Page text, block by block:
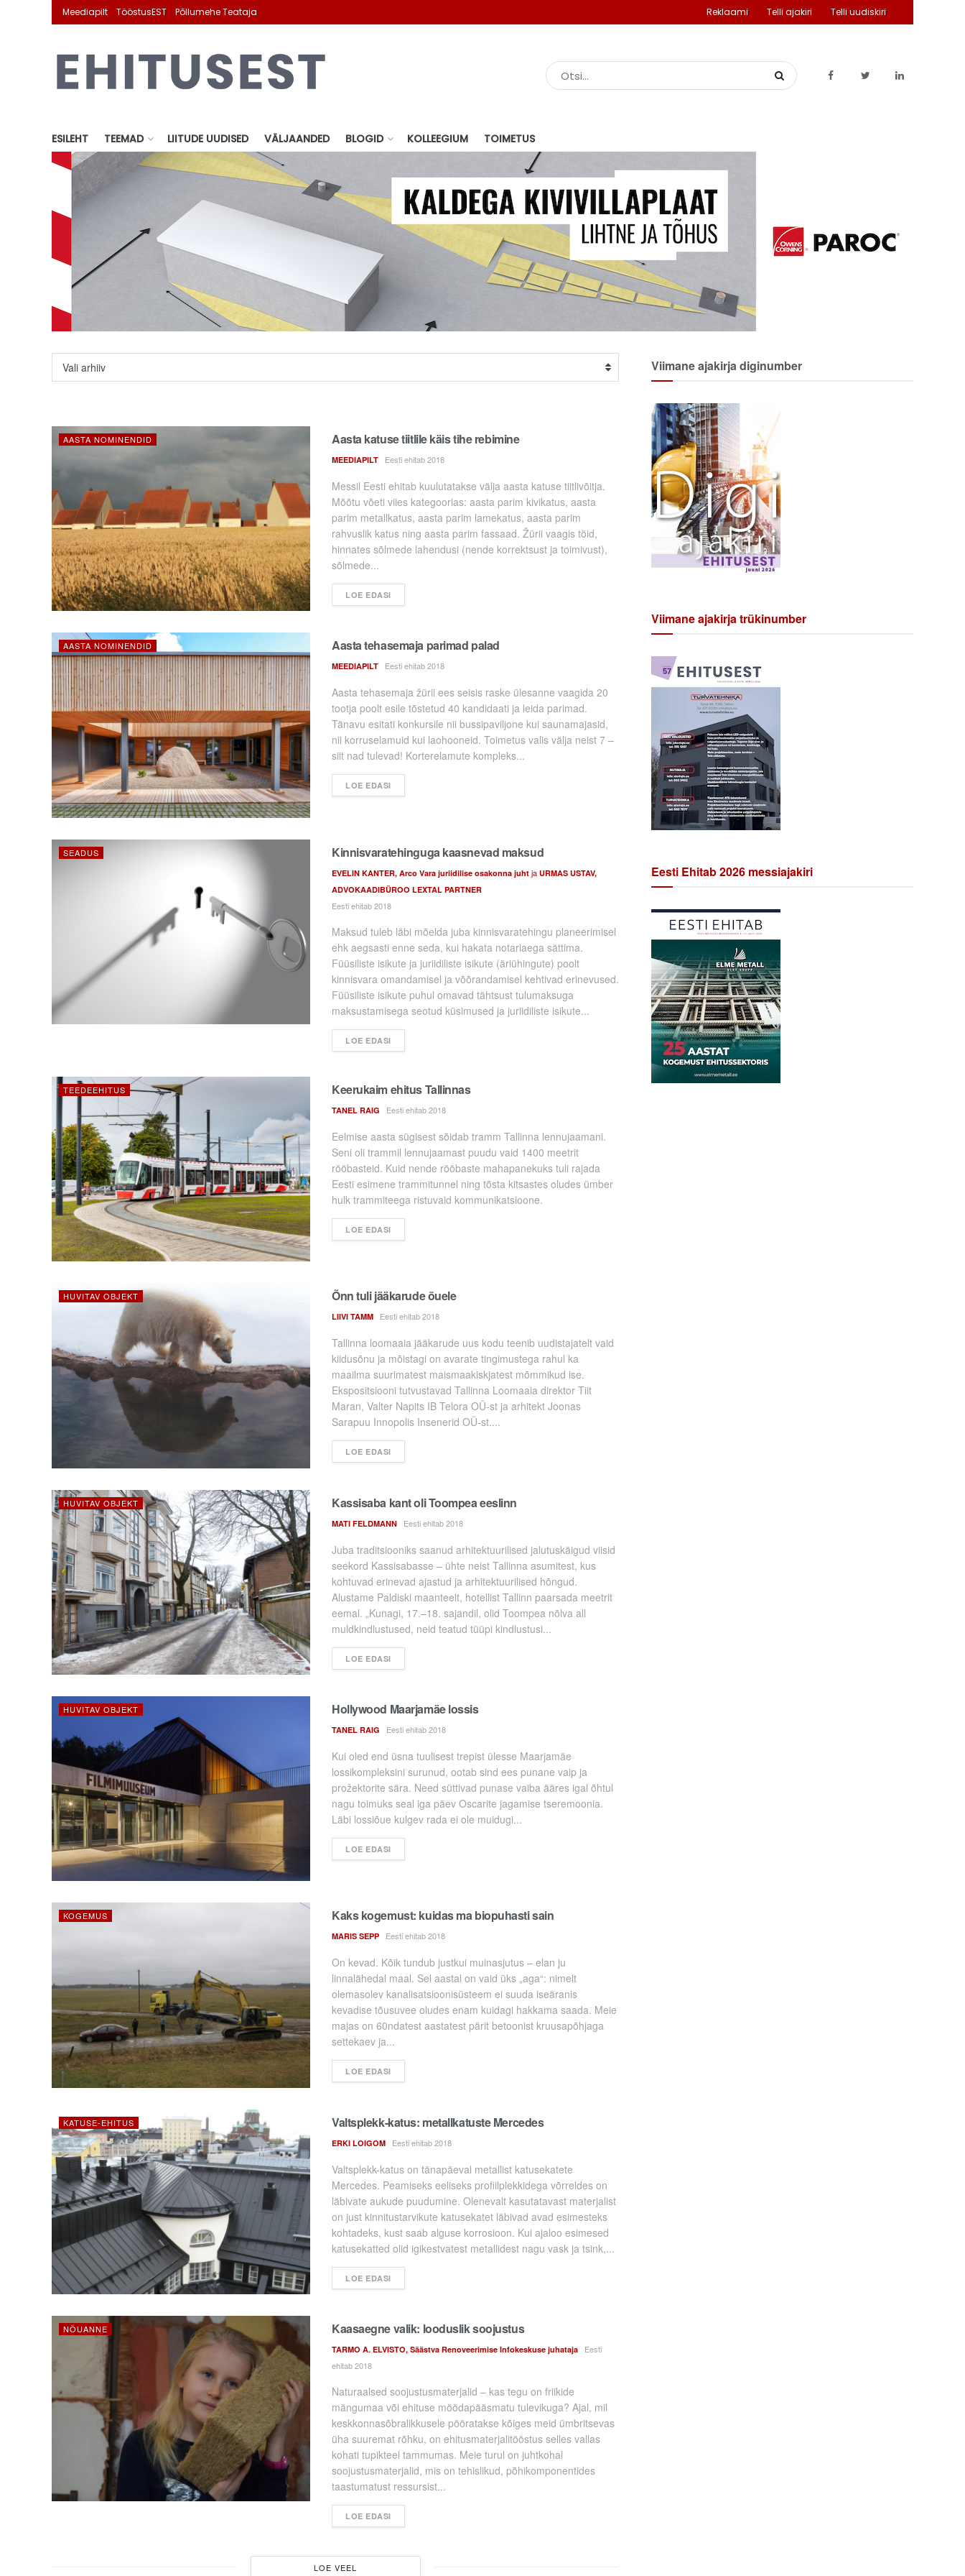
Meediapilt TööstusEST Põllumehe Teataja Reklaami Telli ajakiri Telli uudiskiri
ESILEHT TEEMAD LIITUDE UUDISED VÄLJAANDED BLOGID KOLLEEGIUM TOIMETUS
Vali arhiiv
AASTA NOMINENDID Aasta katuse tiitlile käis tihe rebimine
MEEDIAPILT Eesti ehitab 2018
Messil Eesti ehitab kuulutatakse välja aasta katuse tiitlivõitja.
Mõõtu võeti viies kategoorias: aasta parim kivikatus, aasta
parim metallkatus, aasta parim lamekatus, aasta parim
rahvuslik katus ning aasta parim fassaad. Žürii vaagis töid,
hinnates sõlmede lahendusi (nende korrektsust ja toimivust),
sõlmede...
LOE EDASI
AASTA NOMINENDID Aasta tehasemaja parimad palad
MEEDIAPILT Eesti ehitab 2018
Aasta tehasemaja žürii ees seisis raske ülesanne vaagida 20
tootja poolt esile tõstetud 40 kandidaati ja leida parimad.
Tänavu esitati konkursile nii bussipaviljone kui saunamajasid,
nii korruselamuid kui laohooneid. Toimetus valis välja neist 7 –
siit nad tulevad! Korterelamute kompleks...
LOE EDASI
SEADUS Kinnisvaratehinguga kaasnevad maksud
EVELIN KANTER, Arco Vara juriidilise osakonna juht ja URMAS USTAV,
ADVOKAADIBÜROO LEXTAL PARTNER
Eesti ehitab 2018
Maksud tuleb läbi mõelda juba kinnisvaratehingu planeerimisel
ehk aegsasti enne seda, kui hakata notariaega sättima.
Füüsiliste isikute ja juriidiliste isikute (äriühingute) poolt
kinnisvara omandamisel ja võõrandamisel kehtivad erinevused.
Füüsiliste isikute puhul omavad tähtsust tulumaksuga
maksustamisega seotud küsimused ja juriidiliste isikute...
LOE EDASI
TEEDEEHITUS Keerukaim ehitus Tallinnas
TANEL RAIG Eesti ehitab 2018
Eelmise aasta sügisest sõidab tramm Tallinna lennujaamani.
Seni oli trammil lennujaamast puudu vaid 1400 meetrit
rööbasteid. Kuid nende rööbaste mahapanekuks tuli rajada
Eesti esimene trammitunnel ning tõsta kitsastes oludes ümber
hulk trammiteega ristuvaid kommunikatsioone.
LOE EDASI
HUVITAV OBJEKT Õnn tuli jääkarude õuele
LIIVI TAMM Eesti ehitab 2018
Tallinna loomaaia jääkarude uus kodu teenib uudistajatelt vaid
kiidusõnu ja mõistagi on avarate tingimustega rahul ka
maailma suurimatest maismaakiskjatest mõmmikud ise.
Ekspositsiooni tutvustavad Tallinna Loomaaia direktor Tiit
Maran, Valter Napits IB Telora OÜ-st ja arhitekt Joonas
Sarapuu Innopolis Insenerid OÜ-st....
LOE EDASI
HUVITAV OBJEKT Kassisaba kant oli Toompea eeslinn
MATI FELDMANN Eesti ehitab 2018
Juba traditsiooniks saanud arhitektuurilised jalutuskäigud viisid
seekord Kassisabasse – ühte neist Tallinna asumitest, kus
kohtuvad erinevad ajastud ja arhitektuurilised hõngud.
Alustame Paldiski maanteelt, hotellist Tallinn paarsada meetrit
eemal. „Kunagi, 17.–18. sajandil, olid Toompea nõlva all
muldkindlustused, neid teatud tüüpi kindlustusi...
LOE EDASI
HUVITAV OBJEKT Hollywood Maarjamäe lossis
TANEL RAIG Eesti ehitab 2018
Kui oled end üsna tuulisest trepist ülesse Maarjamäe
lossikompleksini surunud, ootab sind ees punane vaip ja
prožektorite sära. Need süttivad punase vaiba ääres igal õhtul
nagu toimuks seal iga päev Oscarite jagamise tseremoonia.
Läbi lossiõue kulgev rada ei ole muidugi...
LOE EDASI
KOGEMUS Kaks kogemust: kuidas ma biopuhasti sain
MARIS SEPP Eesti ehitab 2018
On kevad. Kõik tundub justkui muinasjutus – elan ju
linnalähedal maal. Sel aastal on vaid üks „aga“: nimelt
olemasolev kanalisatsioonisüsteem ei suuda iseäranis
kevadise tõusuvee oludes enam kuidagi hakkama saada. Meie
majas on 60ndatest aastatest pärit betoonist kruusapõhjaga
settekaev ja...
LOE EDASI
KATUSE-EHITUS Valtsplekk-katus: metallkatuste Mercedes
ERKI LOIGOM Eesti ehitab 2018
Valtsplekk-katus on tänapäeval metallist katusekatete
Mercedes. Peamiseks eeliseks profiilplekkidega võrreldes on
läbivate aukude puudumine. Olenevalt kasutatavast materjalist
on just kinnitustarvikute katusekatet läbivad avad esimesteks
kohtadeks, kust saab alguse korrosioon. Kui ajaloo esimesed
katusekatted olid igikestvatest metallidest nagu vask ja tsink,...
LOE EDASI
NÕUANNE Kaasaegne valik: looduslik soojustus
TARMO A. ELVISTO, Säästva Renoveerimise Infokeskuse juhataja
Eesti
ehitab 2018
Naturaalsed soojustusmaterjalid – kas tegu on friikide
mängumaa või ehituse möödapääsmatu tulevikuga? Ajal, mil
keskkonnasõbralikkusele pööratakse kõiges meid ümbritsevas
üha suuremat rõhku, on ehitusmaterjalitööstus selles vallas
kohati tupikteel tammumas. Meie turul on juhtkohal
soojustusmaterjalid, mis on tehislikud, põhikomponentides
taastumatust ressursist...
LOE EDASI
LOE VEEL
Viimane ajakirja diginumber
Viimane ajakirja trükinumber
Eesti Ehitab 2026 messiajakiri